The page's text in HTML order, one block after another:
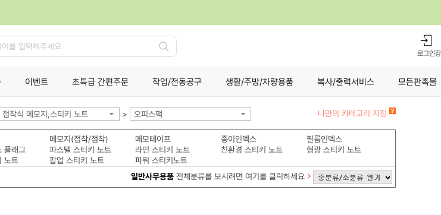
검
로그인
이벤트 초특급 간편주문 작업/전동공구 생활/주방/차량용품 복사/출력서비스 모든판촉물
접착식 메모지,스티키 노트 > 오피스팩 나만의 카테고리 지정
메모지(접착/점착) 메모테이프 종이인덱스
필름인덱스
플래그
파스텔 스티키 노트 라인 스티키 노트 친환경 스티키 노트
형광 스티키 노트
노트
팝업 스티키 노트
파워 스티키노트
일반사무용품전체분류를 보시려면 여기를 클릭하세요